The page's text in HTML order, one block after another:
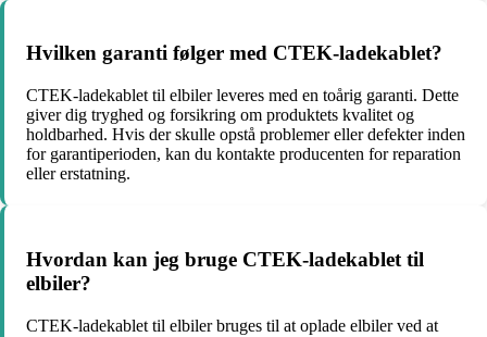
Hvilken garanti følger med CTEK-ladekablet?
CTEK-ladekablet til elbiler leveres med en toårig garanti. Dette
giver dig tryghed og forsikring om produktets kvalitet og
holdbarhed. Hvis der skulle opstå problemer eller defekter inden
for garantiperioden, kan du kontakte producenten for reparation
eller erstatning.
Hvordan kan jeg bruge CTEK-ladekablet til
elbiler?
CTEK-ladekablet til elbiler bruges til at oplade elbiler ved at